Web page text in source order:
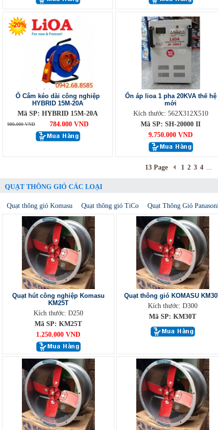
-20%
Ổ Cắm kéo dài công nghiệp
HYBRID 15M-20A
Mã SP: HYBRID 15M-20A
980.000 VND 784.000 VND
Ổn áp lioa 1 pha 20KVA thế hệ
mới
Kích thước: 562X312X510
Mã SP: SH-20000 II
9.750.000 VND
13 Page 1 2 3 4 ...
QUẠT THÔNG GIÓ CÁC LOẠI
Quạt thông gió Komasu Quạt thông gió TiCo Quạt Thông Gió
Quạt hút công nghiệp Komasu
KM25T
Kích thước: D250
Mã SP: KM25T
1.250.000 VND
Quạt thông gió KOMASU
Kích thước: D300
Mã SP: KM30T